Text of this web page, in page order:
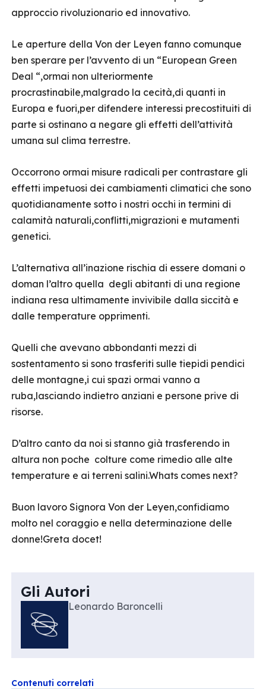
approccio rivoluzionario ed innovativo.
Le aperture della Von der Leyen fanno comunque
ben sperare per l’avvento di un “European Green
Deal “,ormai non ulteriormente
procrastinabile,malgrado la cecità,di quanti in
Europa e fuori,per difendere interessi precostituiti di
parte si ostinano a negare gli effetti dell’attività
umana sul clima terrestre.
Occorrono ormai misure radicali per contrastare gli
effetti impetuosi dei cambiamenti climatici che sono
quotidianamente sotto i nostri occhi in termini di
calamità naturali,conflitti,migrazioni e mutamenti
genetici.
L’alternativa all’inazione rischia di essere domani o
doman l’altro quella degli abitanti di una regione
indiana resa ultimamente invivibile dalla siccità e
dalle temperature opprimenti.
Quelli che avevano abbondanti mezzi di
sostentamento si sono trasferiti sulle tiepidi pendici
delle montagne,i cui spazi ormai vanno a
ruba,lasciando indietro anziani e persone prive di
risorse.
D’altro canto da noi si stanno già trasferendo in
altura non poche colture come rimedio alle alte
temperature e ai terreni salini.Whats comes next?
Buon lavoro Signora Von der Leyen,confidiamo
molto nel coraggio e nella determinazione delle
donne!Greta docet!
Gli Autori
Leonardo Baroncelli
Contenuti correlati